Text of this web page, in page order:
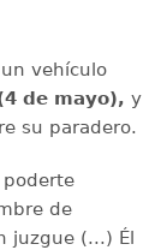
vehículo
de mayo), y
su paradero.
de
juzgue (...) Él